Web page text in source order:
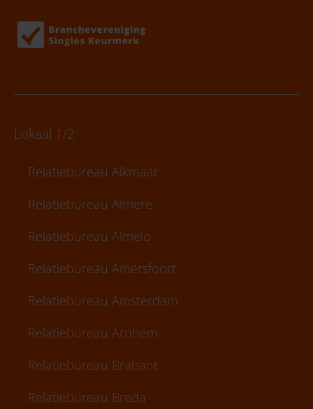
Lokaal 1/2
Relatiebureau Alkmaar
Relatiebureau Almere
Relatiebureau Almelo
Relatiebureau Amersfoort
Relatiebureau Amsterdam
Relatiebureau Arnhem
Relatiebureau Brabant
Relatiebureau Breda